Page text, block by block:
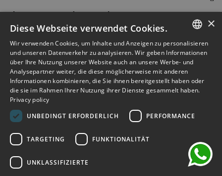
Abonnieren Sie den Newsletter
Melden Sie sich an, um frühzeitigen Zugang zu Verkäufen,
neuen Produkten, Sonderangeboten und mehr zu erhalten.
ABONNIEREN
Ich habe die Datenschutzbestimmungen gelesen und
akzeptiert.
©2026 Outlet Bicocca - P.IVA 06736400968 - Piazza della
ITALIAN
ENGLISH
FRENCH
SPANISH
×
Diese Webseite verwendet Cookies.
Wir verwenden Cookies, um Inhalte und Anzeigen zu personalisieren
und unseren Datenverkehr zu analysieren. Wir geben Informationen
über Ihre Nutzung unserer Website auch an unsere Werbe- und
Analysepartner weiter, die diese möglicherweise mit anderen
Informationen kombinieren, die Sie ihnen bereitgestellt haben oder
die sie im Rahmen Ihrer Nutzung ihrer Dienste gesammelt haben.
Privacy policy
UNBEDINGT ERFORDERLICH
PERFORMANCE
TARGETING FUNKTIONALITÄT
UNKLASSIFIZIERTE